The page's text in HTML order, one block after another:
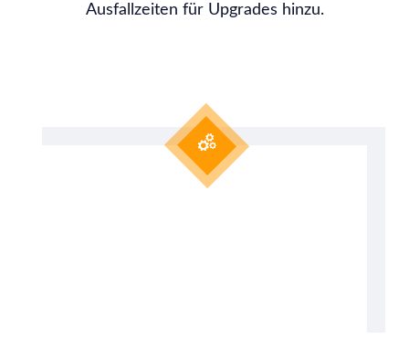
Ausfallzeiten für Upgrades hinzu.